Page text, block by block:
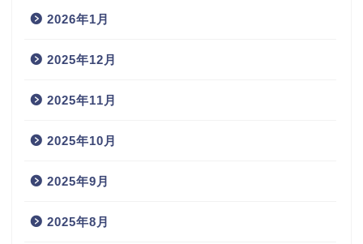
2026年1月
2025年12月
2025年11月
2025年10月
2025年9月
2025年8月